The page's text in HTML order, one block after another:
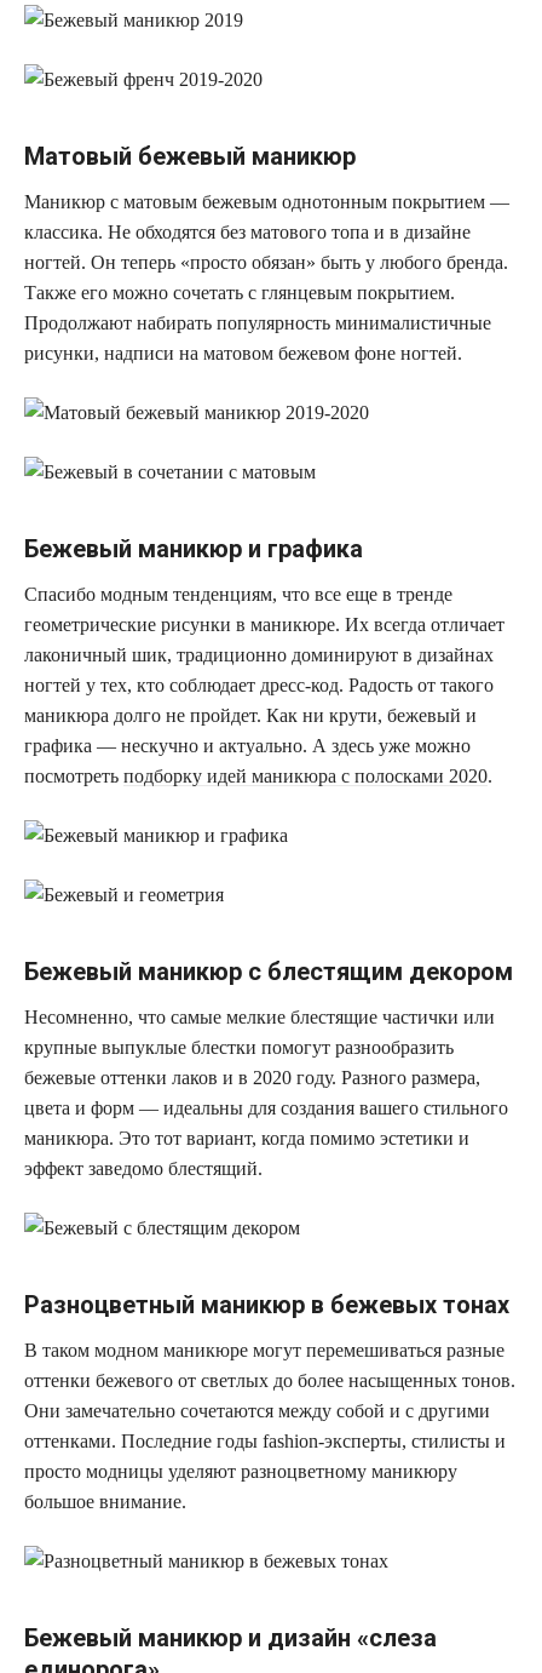
Матовый бежевый маникюр
Маникюр с матовым бежевым однотонным покрытием —
классика. Не обходятся без матового топа и в дизайне
ногтей. Он теперь «просто обязан» быть у любого бренда.
Также его можно сочетать с глянцевым покрытием.
Продолжают набирать популярность минималистичные
рисунки, надписи на матовом бежевом фоне ногтей.
Бежевый маникюр и графика
Спасибо модным тенденциям, что все еще в тренде
геометрические рисунки в маникюре. Их всегда отличает
лаконичный шик, традиционно доминируют в дизайнах
ногтей у тех, кто соблюдает дресс-код. Радость от такого
маникюра долго не пройдет. Как ни крути, бежевый и
графика — нескучно и актуально. А здесь уже можно
посмотреть подборку идей маникюра с полосками 2020.
Бежевый маникюр с блестящим декором
Несомненно, что самые мелкие блестящие частички или
крупные выпуклые блестки помогут разнообразить
бежевые оттенки лаков и в 2020 году. Разного размера,
цвета и форм — идеальны для создания вашего стильного
маникюра. Это тот вариант, когда помимо эстетики и
эффект заведомо блестящий.
Разноцветный маникюр в бежевых тонах
В таком модном маникюре могут перемешиваться разные
оттенки бежевого от светлых до более насыщенных тонов.
Они замечательно сочетаются между собой и с другими
оттенками. Последние годы fashion-эксперты, стилисты и
просто модницы уделяют разноцветному маникюру
большое внимание.
Бежевый маникюр и дизайн «слеза